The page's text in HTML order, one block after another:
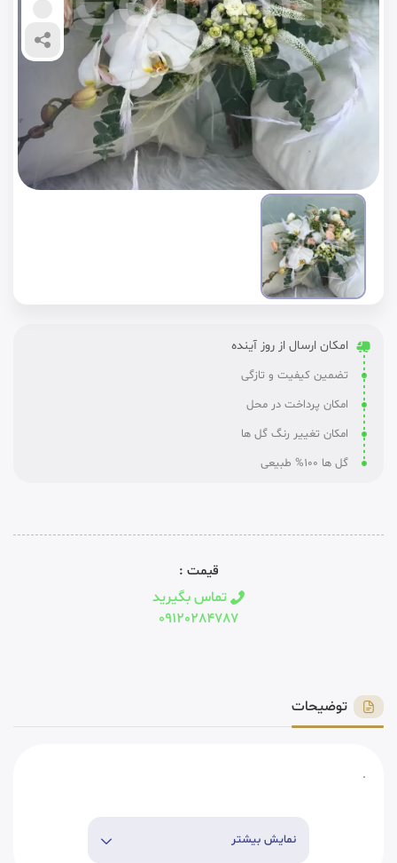
امکان ارسال از روز آینده
تضمین کیفیت و تازگی
امکان پرداخت در محل
امکان تغییر رنگ گل ها
گل ها 100% طبیعی
قیمت :
تماس بگیرید
09120284787
توضیحات
.
نمایش بیشتر